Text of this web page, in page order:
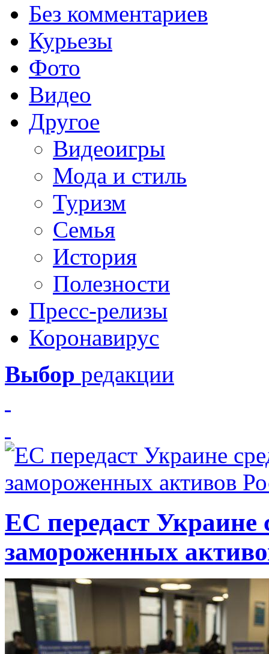
Без комментариев
Курьезы
Фото
Видео
Другое
Видеоигры
Мода и стиль
Туризм
Семья
История
Полезности
Пресс-релизы
Коронавирус
Выбор редакции
ЕС передаст Украине
замороженных